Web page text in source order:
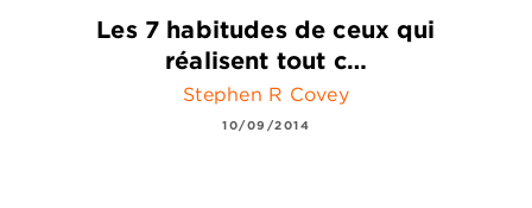
Les 7 habitudes de ceux qui
réalisent tout c…
Stephen R Covey
10/09/2014